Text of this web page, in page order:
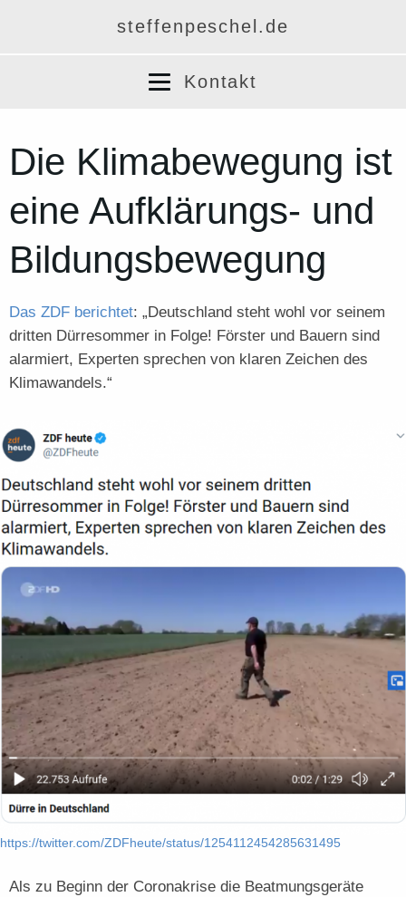
steffenpeschel.de
Kontakt
fb.com/steffen.peschel
Die Klimabewegung ist
eine Aufklärungs- und
Bildungsbewegung
Das ZDF berichtet: „Deutschland steht wohl vor seinem
dritten Dürresommer in Folge! Förster und Bauern sind
alarmiert, Experten sprechen von klaren Zeichen des
Klimawandels.“
https://twitter.com/ZDFheute/status/1254112454285631495
Als zu Beginn der Coronakrise die Beatmungsgeräte